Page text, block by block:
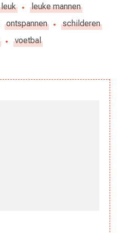
leuk
leuke mannen
ontspannen
schilderen
voetbal